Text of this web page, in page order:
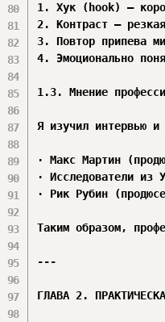
1. Хук (hook) —
2. Контраст —
3. Повтор припева
4. Эмоционально
1.3. Мнение
Я изучил интервью и
· Макс Мартин
· Исследователи из
· Рик Рубин
Таким образом,
---
ГЛАВА 2.